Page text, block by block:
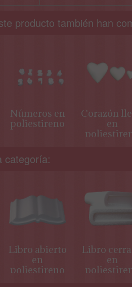
producto también han
Números en
poliestireno
Corazón
en
categoría:
Libro abierto
en
poliestireno
Libro
en